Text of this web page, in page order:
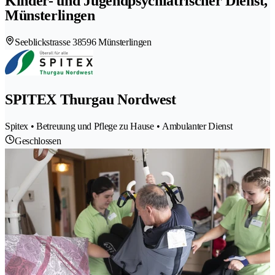
Münsterlingen
Seeblickstrasse 38596 Münsterlingen
SPITEX Thurgau Nordwest
Spitex • Betreuung und Pflege zu Hause • Ambulanter Dienst
Geschlossen